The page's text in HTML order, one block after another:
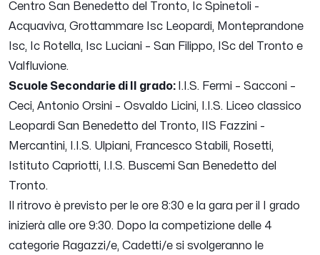
Centro San Benedetto del Tronto, Ic Spinetoli -
Acquaviva, Grottammare Isc Leopardi, Monteprandone
Isc, Ic Rotella, Isc Luciani – San Filippo, ISc del Tronto e
Valfluvione.
Scuole Secondarie di II grado: I.I.S. Fermi – Sacconi –
Ceci, Antonio Orsini – Osvaldo Licini, I.I.S. Liceo classico
Leopardi San Benedetto del Tronto, IIS Fazzini -
Mercantini, I.I.S. Ulpiani, Francesco Stabili, Rosetti,
Istituto Capriotti, I.I.S. Buscemi San Benedetto del
Tronto.
Il ritrovo è previsto per le ore 8:30 e la gara per il I grado
inizierà alle ore 9:30. Dopo la competizione delle 4
categorie Ragazzi/e, Cadetti/e si svolgeranno le